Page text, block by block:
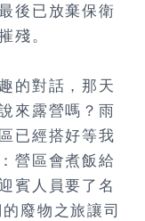
後已放棄保衛
殘。
的對話，那天
來露營嗎？雨
已經搭好等我
營區會煮飯給
賓人員要了名
廢物之旅讓司